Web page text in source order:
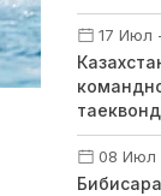
17 Июл
08 Июл